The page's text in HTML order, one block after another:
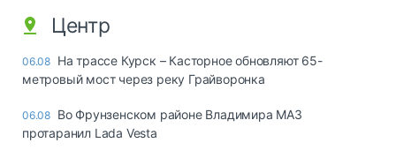
Центр
06.08 На трассе Курск – Касторное обновляют 65-
метровый мост через реку Грайворонка
06.08 Во Фрунзенском районе Владимира МАЗ
протаранил Lada Vesta